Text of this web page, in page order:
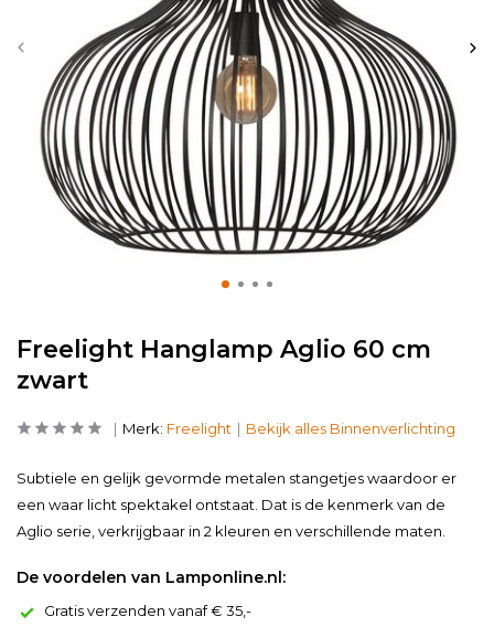
Freelight Hanglamp Aglio 60 cm
zwart
Merk: Freelight Bekijk alles Binnenverlichting
Subtiele en gelijk gevormde metalen stangetjes waardoor er
een waar licht spektakel ontstaat. Dat is de kenmerk van de
Aglio serie, verkrijgbaar in 2 kleuren en verschillende maten.
De voordelen van Lamponline.nl:
Gratis verzenden vanaf € 35,-